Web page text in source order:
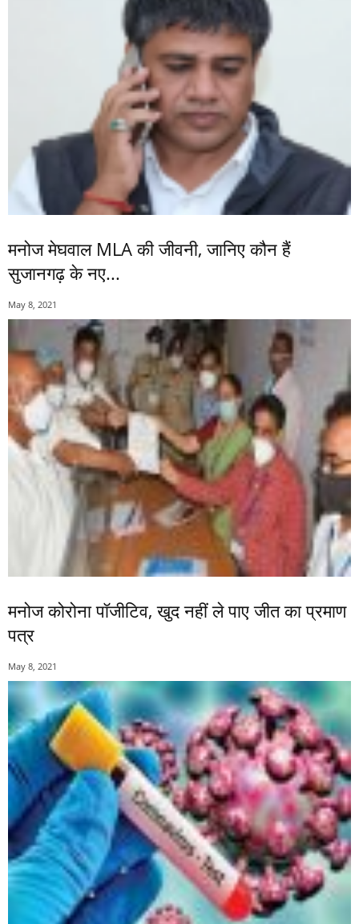
मनोज मेघवाल MLA की जीवनी, जानिए कौन हैं
सुजानगढ़ के नए...
May 8, 2021
मनोज कोरोना पॉजीटिव, खुद नहीं ले पाए जीत का प्रमाण
पत्र
May 8, 2021